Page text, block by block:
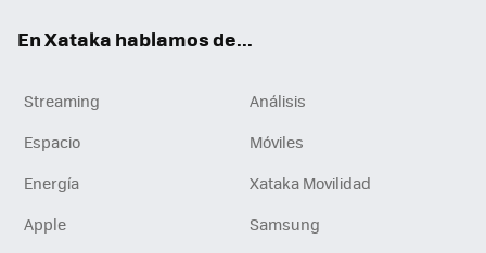
En Xataka hablamos de...
Streaming
Análisis
Espacio
Móviles
Energía
Xataka Movilidad
Apple
Samsung